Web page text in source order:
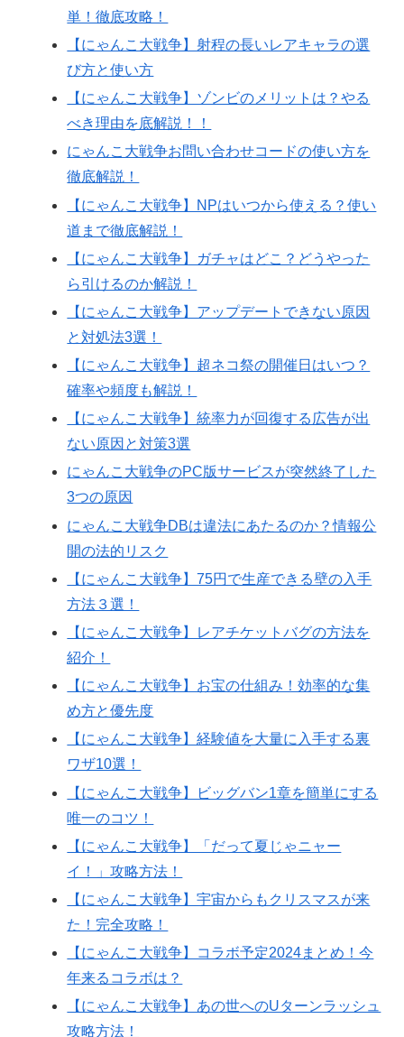
単！徹底攻略！
【にゃんこ大戦争】射程の長いレアキャラの選
び方と使い方
【にゃんこ大戦争】ゾンビのメリットは？やる
べき理由を底解説！！
にゃんこ大戦争お問い合わせコードの使い方を
徹底解説！
【にゃんこ大戦争】NPはいつから使える？使い
道まで徹底解説！
【にゃんこ大戦争】ガチャはどこ？どうやった
ら引けるのか解説！
【にゃんこ大戦争】アップデートできない原因
と対処法3選！
【にゃんこ大戦争】超ネコ祭の開催日はいつ？
確率や頻度も解説！
【にゃんこ大戦争】統率力が回復する広告が出
ない原因と対策3選
にゃんこ大戦争のPC版サービスが突然終了した
3つの原因
にゃんこ大戦争DBは違法にあたるのか？情報公
開の法的リスク
【にゃんこ大戦争】75円で生産できる壁の入手
方法３選！
【にゃんこ大戦争】レアチケットバグの方法を
紹介！
【にゃんこ大戦争】お宝の仕組み！効率的な集
め方と優先度
【にゃんこ大戦争】経験値を大量に入手する裏
ワザ10選！
【にゃんこ大戦争】ビッグバン1章を簡単にする
唯一のコツ！
【にゃんこ大戦争】「だって夏じゃニャー
イ！」攻略方法！
【にゃんこ大戦争】宇宙からもクリスマスが来
た！完全攻略！
【にゃんこ大戦争】コラボ予定2024まとめ！今
年来るコラボは？
【にゃんこ大戦争】あの世へのUターンラッシュ
攻略方法！